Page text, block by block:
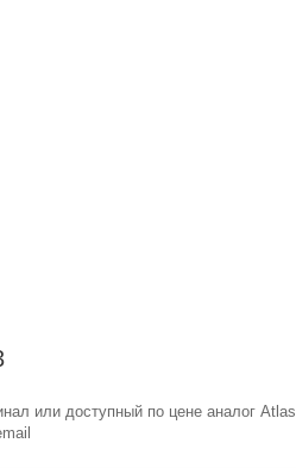
или доступный по цене аналог Atlas